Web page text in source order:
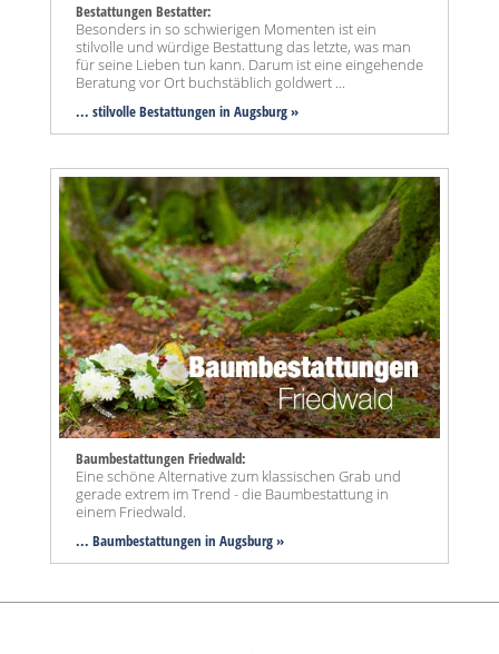
Bestattungen Bestatter:
Besonders in so schwierigen Momenten ist ein
stilvolle und würdige Bestattung das letzte, was man
für seine Lieben tun kann. Darum ist eine eingehende
Beratung vor Ort buchstäblich goldwert ...
... stilvolle Bestattungen in Augsburg »
Baumbestattungen Friedwald:
Eine schöne Alternative zum klassischen Grab und
gerade extrem im Trend - die Baumbestattung in
einem Friedwald.
... Baumbestattungen in Augsburg »